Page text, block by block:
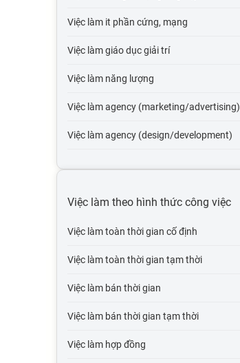
Việc làm it phần cứng, mạng
Việc làm giáo dục giải trí
Việc làm năng lượng
Việc làm agency (marketing/advertising)
Việc làm agency (design/development)
Việc làm theo hình thức công việc
Việc làm toàn thời gian cố định
Việc làm toàn thời gian tạm thời
Việc làm bán thời gian
Việc làm bán thời gian tạm thời
Việc làm hợp đồng